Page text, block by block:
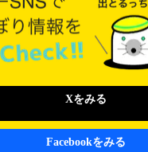
Xをみる
Facebookをみる